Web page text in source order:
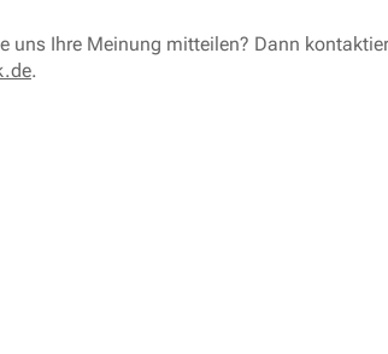
uns Ihre Meinung mitteilen? Dann
.